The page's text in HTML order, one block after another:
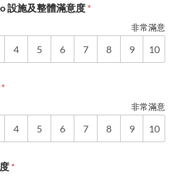
設施及整體滿意度 *
非常滿意
4 5 6 7 8 9 10
*
非常滿意
4 5 6 7 8 9 10
*